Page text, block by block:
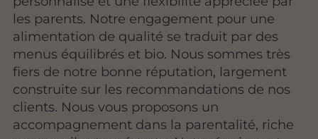
les parents. Notre engagement pour une
alimentation de qualité se traduit par des
menus équilibrés et bio. Nous sommes très
fiers de notre bonne réputation, largement
construite sur les recommandations de nos
clients. Nous vous proposons un
accompagnement dans la parentalité, riche